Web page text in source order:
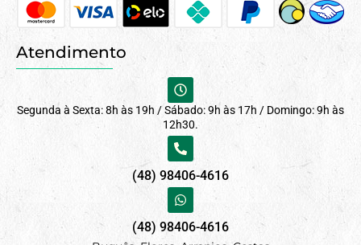
Atendimento
Segunda à Sexta: 8h às 19h / Sábado: 9h às 17h / Domingo: 9h às
12h30.
(48) 98406-4616
(48) 98406-4616